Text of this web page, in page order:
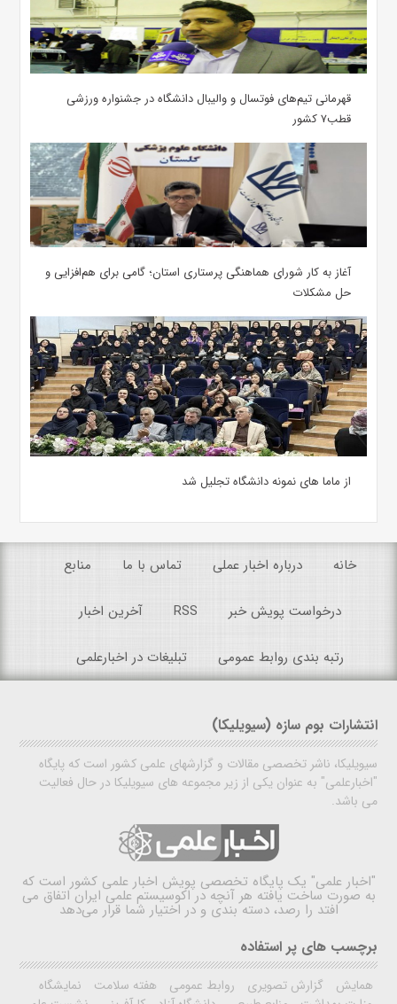
قهرمانی تیم‌های فوتسال و والیبال دانشگاه در جشنواره ورزشی
قطب۷ کشور
آغاز به کار شورای هماهنگی پرستاری استان؛ گامی برای هم‌افزایی و
حل مشکلات
از ماما های نمونه دانشگاه تجلیل شد
خانه درباره اخبار عملی تماس با ما منابع
درخواست پویش خبر RSS آخرین اخبار
رتبه بندی روابط عمومی تبلیغات در اخبارعلمی
انتشارات بوم سازه (سیویلیکا)
سیویلیکا، ناشر تخصصی مقالات و گزارشهای علمی کشور است که پایگاه
"اخبارعلمی" به عنوان یکی از زیر مجموعه های سیویلیکا در حال فعالیت
می باشد.
"اخبار علمی" یک پایگاه تخصصی پویش اخبار علمی کشور است که
به صورت ساخت یافته هر آنچه در اکوسیستم علمی ایران اتفاق می
افتد را رصد، دسته بندی و در اختیار شما قرار می‌دهد
برچسب های پر استفاده
همایش گزارش تصویری روابط عمومی هفته سلامت
نمایشگاه